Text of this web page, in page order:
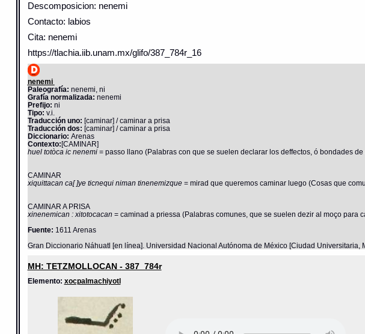
Descomposicion: nenemi
Contacto: labios
Cita: nenemi
https://tlachia.iib.unam.mx/glifo/387_784r_16
nenemi
Paleografía: nenemi, ni
Grafía normalizada: nenemi
Prefijo: ni
Tipo: v.i.
Traducción uno: [caminar] / caminar a prisa
Traducción dos: [caminar] / caminar a prisa
Diccionario: Arenas
Contexto:[CAMINAR]
huel totòca ic nenemi = passo llano (Palabras con que se suelen declarar los deffectos, ó bondades
CAMINAR
xiquittacan ca[ ]ye ticnequi niman tinenemizque = mirad que queremos caminar luego (Cosas que
CAMINAR A PRISA
xinenemican : xitotocacan = caminad a priessa (Palabras comunes, que se suelen dezir al moço para
Fuente: 1611 Arenas
Gran Diccionario Náhuatl [en línea]. Universidad Nacional Autónoma de México [Ciudad
MH: TETZMOLLOCAN - 387_784r
Elemento: xocpalmachiyotl